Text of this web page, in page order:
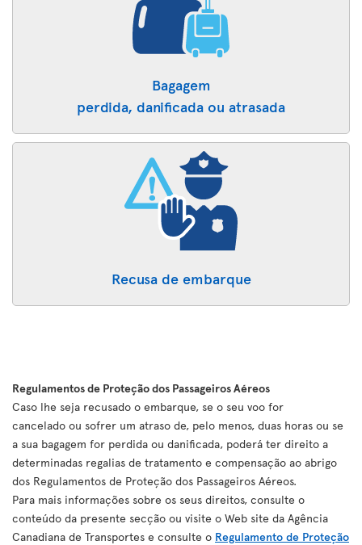
Bagagem
perdida, danificada ou atrasada
Recusa de embarque
Regulamentos de Proteção dos Passageiros Aéreos
Caso lhe seja recusado o embarque, se o seu voo for
cancelado ou sofrer um atraso de, pelo menos, duas horas ou se
a sua bagagem for perdida ou danificada, poderá ter direito a
determinadas regalias de tratamento e compensação ao abrigo
dos Regulamentos de Proteção dos Passageiros Aéreos.
Para mais informações sobre os seus direitos, consulte o
conteúdo da presente secção ou visite o Web site da Agência
Canadiana de Transportes e consulte o Regulamento de Proteção